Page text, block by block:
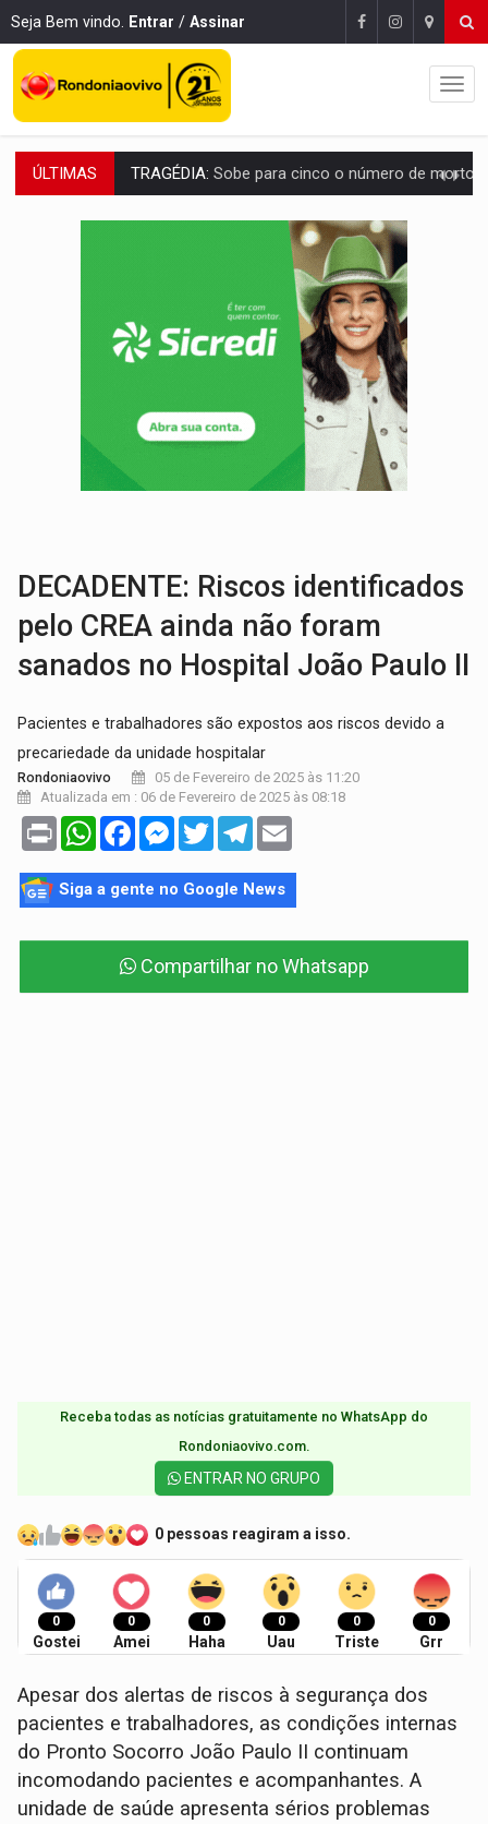
Seja Bem vindo. Entrar / Assinar
ÚLTIMAS TRANSPORTE DE ARROZ:MPF assegura cumprimento da legislação sobre transporte
DEEPFAKE:Sancionada lei contra violência sexual infantil na
Brasil e Rússia discutem energia nuclear, defesa e
Colisão entre caminhão e carro deixa quatro mortos e um em
ENCONTRO:Amazônia Negra ganha projeção nacional com participação de
Porto Velho tem chances de chuvas isoladas nesta
SINDICATOS UNIDOS: Assembleia Geral delibera greve da educação
PROCESSO SELETIVO: Rondoniaovivo abre oficina de Comunicação com
DECADENTE: Riscos identificados
pelo CREA ainda não foram
sanados no Hospital João Paulo II
Pacientes e trabalhadores são expostos aos riscos devido a
precariedade da unidade hospitalar
Rondoniaovivo
05 de Fevereiro de 2025 às 11:20
Atualizada em : 06 de Fevereiro de 2025 às 08:18
Print WhatsAppFacebookMessenger
TwitterTelegram
Siga a gente no Google News
Compartilhar no Whatsapp
Receba todas as notícias gratuitamente no WhatsApp do
Rondoniaovivo.com.​
ENTRAR NO GRUPO
0 pessoas reagiram a isso.
0
Gostei
0
Amei
0
Haha
0
Uau
0
Triste
0
Grr
Apesar dos alertas de riscos à segurança dos
pacientes e trabalhadores, as condições internas
do Pronto Socorro João Paulo II continuam
incomodando pacientes e acompanhantes. A
unidade de saúde apresenta sérios problemas